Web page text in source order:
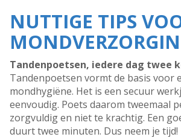
NUTTIGE TIPS
Tandenpoetsen, iedere dag twee
Tandenpoetsen vormt de basis voor
mondhygiëne. Het is een secuur
eenvoudig. Poets daarom tweemaal
zorgvuldig en niet te krachtig. Een
duurt twee minuten. Dus neem je tijd!